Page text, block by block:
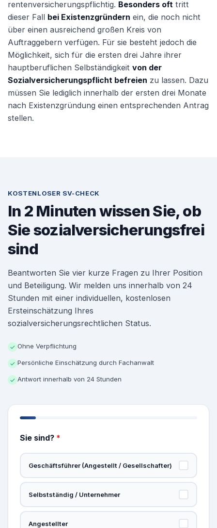
rentenversicherungspflichtig. Besonders oft tritt
dieser Fall bei Existenzgründern ein, die noch nicht
über einen ausreichend großen Kreis von
Auftraggebern verfügen. Für sie besteht jedoch die
Möglichkeit, sich für die ersten drei Jahre ihrer
hauptberuflichen Selbständigkeit von der
Sozialversicherungspflicht befreien zu lassen. Dazu
müssen Sie lediglich innerhalb der ersten drei Monate
nach Existenzgründung einen entsprechenden Antrag
stellen.
KOSTENLOSER SV-CHECK
In 2 Minuten wissen Sie, ob
Sie sozialversicherungsfrei
sind
Beantworten Sie vier kurze Fragen zu Ihrer Position
und Beteiligung. Wir melden uns innerhalb von 24
Stunden mit einer individuellen, kostenlosen
Ersteinschätzung Ihres
sozialversicherungsrechtlichen Status.
✓ Ohne Verpflichtung
✓ Persönliche Einschätzung durch Fachanwalt
✓ Antwort innerhalb von 24 Stunden
Sie sind? *
Geschäftsführer (Angestellt / Gesellschafter)
Selbstständig / Unternehmer
Angestellter